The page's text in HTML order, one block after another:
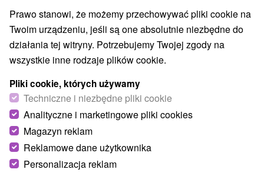
Muzea i galerie Atrakcje turystyczne (7)
Wsie i miasta
Vršatské Podhradie(1) Čachtice(1)
Prawo stanowi, że możemy przechowywać pliki cookie na
Twoim urządzeniu, jeśli są one absolutnie niezbędne do
działania tej witryny. Potrzebujemy Twojej zgody na
wszystkie inne rodzaje plików cookie.
Pliki cookie, których używamy
Techniczne i niezbędne pliki cookie
Analityczne i marketingowe pliki cookies
Magazyn reklam
Reklamowe dane użytkownika
Personalizacja reklam